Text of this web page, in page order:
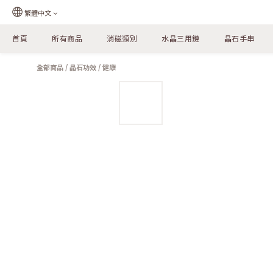
繁體中文
首頁 所有商品 消磁類別 水晶三用鏈 晶石手串
全部商品 /晶石功效 /健康